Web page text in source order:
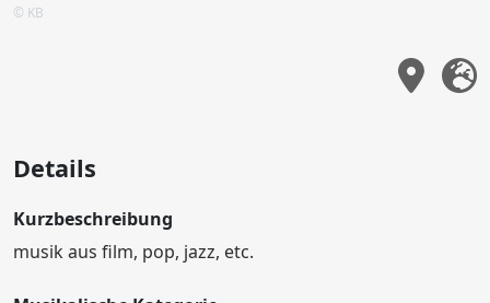
© KB
Details
Kurzbeschreibung
musik aus film, pop, jazz, etc.